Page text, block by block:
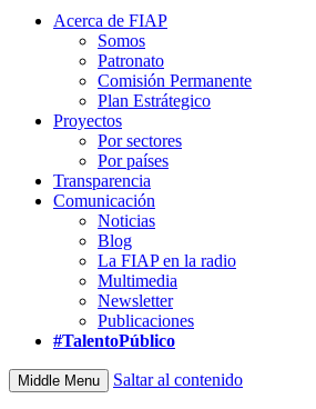
Acerca de FIAP
Somos
Patronato
Comisión Permanente
Plan Estrátegico
Proyectos
Por sectores
Por países
Transparencia
Comunicación
Noticias
Blog
La FIAP en la radio
Multimedia
Newsletter
Publicaciones
#TalentoPúblico
Middle Menu Saltar al contenido